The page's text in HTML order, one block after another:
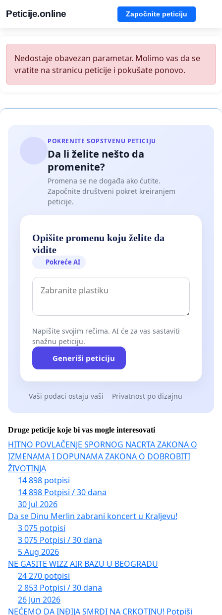
Peticije.online Započnite peticiju
Nedostaje obavezan parametar. Molimo vas da se
vratite na stranicu peticije i pokušate ponovo.
POKRENITE SOPSTVENU PETICIJU
Da li želite nešto da
promenite?
Promena se ne događa ako ćutite.
Započnite društveni pokret kreiranjem
peticije.
Opišite promenu koju želite da
vidite
Pokreće AI
Napišite svojim rečima. AI će za vas sastaviti
snažnu peticiju.
Generiši peticiju
Vaši podaci ostaju vaši Privatnost po dizajnu
Druge peticije koje bi vas mogle interesovati
HITNO POVLAČENJE SPORNOG NACRTA ZAKONA O
IZMENAMA I DOPUNAMA ZAKONA O DOBROBITI
ŽIVOTINJA
14 898 potpisi
14 898 Potpisi / 30 dana
30 Jul 2026
Da se Dinu Merlin zabrani koncert u Kraljevu!
3 075 potpisi
3 075 Potpisi / 30 dana
5 Aug 2026
NE GASITE WIZZ AIR BAZU U BEOGRADU
24 270 potpisi
2 853 Potpisi / 30 dana
26 Jun 2026
NEĆEMO DA INĐIJA SMRDI NA CRKOTINU! Potpiši